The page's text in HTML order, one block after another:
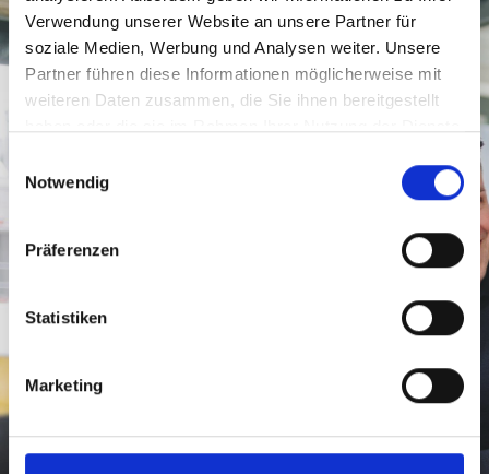
Verwendung unserer Website an unsere Partner für
soziale Medien, Werbung und Analysen weiter. Unsere
Partner führen diese Informationen möglicherweise mit
weiteren Daten zusammen, die Sie ihnen bereitgestellt
Notwendig
Präferenzen
Statistiken
Marketingunterstützt Sie engagiert